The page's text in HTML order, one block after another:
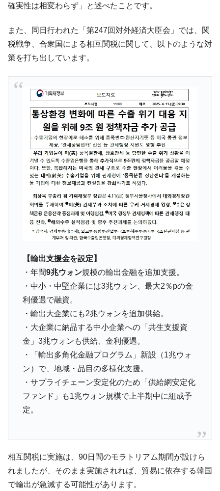
『Money1』
韓国鉄鋼最大手『POSCO』ズブズブ沈む。
『Money1』
米国下院「韓国の公務員個人をターゲット
にぶん殴る法案」提出！⇒ クーパン問題は合衆国企業に対
する差別。許してはおかぬ
『Money1』
他人事のような発言。
『Money1』
韓国半導体『SKハイニックス』2026年2Qの
業績「史上最高益」当期純利益は前年同期比13.4倍に。
『Money1』
韓国･加徳島新国際空港「またも暗礁」の危
機 ⇒ 10.7兆では損が出るからできない。
『Money1』
【速報】韓国株式市場の暴落・本日07月29
日(水)もサイドカー・サーキットブレイカーの二段コンボ
発動！
『Money1』
IT産業は人を雇用する効果は低い。全産業の
半分未満しか雇用を生まない
『Money1』
韓国「株式市場が賭博場のように変質した
のは政界の責任だ」
『Money1』
韓国化学企業最大手『ロッテケミカル』純
借入金が約8兆。信用格付け「ネガティブ」にダウン
『Money1』
韓国株式市場･暗黒の火曜日。サーキットブ
レイカーも発動！ 半導体2銘柄の暴落
『Money1』 韓国･カードローン金利「15％」突破！
Fact1
日本の誇る海洋資源調査船『白嶺』は先進技術の
塊！
Fact1
夏の甲子園、優勝校を最も多く輩出している都道
府県とは？
Fact1 今話題の「楽天ライオンズ」とは？
Fact1
全て勝つといくら？ 競馬GI競走で勝利騎手がもら
Fact1 平成仮面ライダーの意外すぎるモチーフとは？
Fact1
発表から2日で大崩壊、鳴かず飛ばずに終わりそう
なスーパーリーグとは？
確実性は相変わらず」と述べたことです。
また、同日行われた「第247回対外経済大臣会」では、関
税戦争、合衆国による相互関税に関して、以下のような対
策を打ち出しています。
【輸出支援金を設定】
・年間9兆ウォン規模の輸出金融を追加支援。
・中小・中堅企業には3兆ウォン、最大2％pの金
利優遇で融資。
・輸出大企業にも2兆ウォンを追加供給。
・大企業に納品する中小企業への「共生支援資
金」3兆ウォンも供給、金利優遇。
・「輸出多角化金融プログラム」新設（1兆ウォ
ン）で、地域・品目の多様化支援。
・サプライチェーン安定化のため「供給網安定化
ファンド」も1兆ウォン規模で上半期中に組成予
定。
相互関税に実施は、90日間のモラトリアム期間が設けら
れましたが、そのまま実施されれば、貿易に依存する韓国
で輸出が急減する可能性があります。